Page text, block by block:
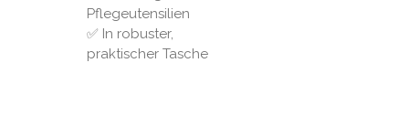
Pflegeutensilien
✅ In robuster,
praktischer Tasche